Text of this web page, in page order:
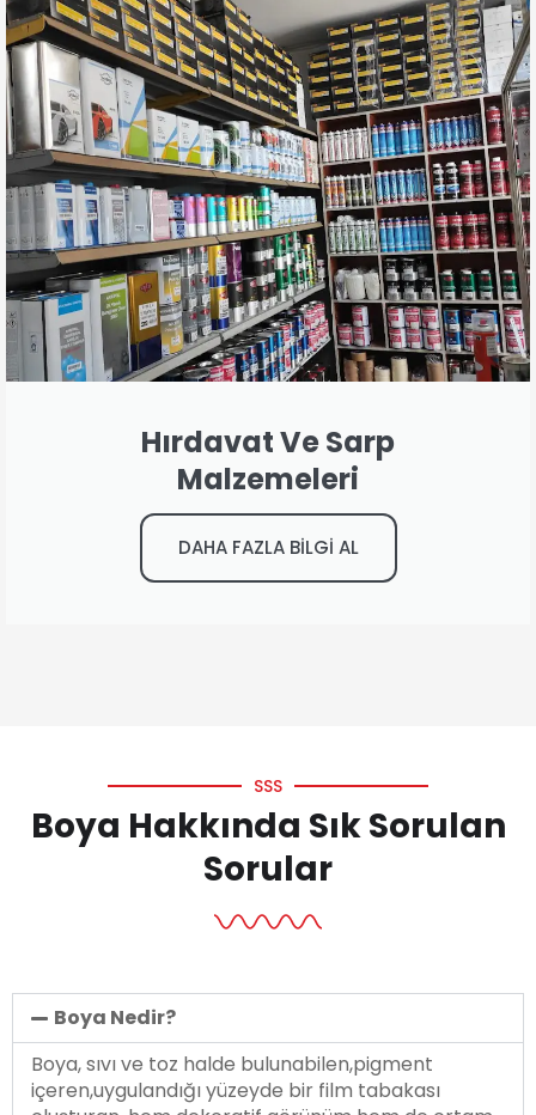
Hırdavat Ve Sarp
Malzemeleri
DAHA FAZLA BİLGİ AL
SSS
Boya Hakkında Sık Sorulan
Sorular
Boya Nedir?
Boya, sıvı ve toz halde bulunabilen,pigment
içeren,uygulandığı yüzeyde bir film tabakası